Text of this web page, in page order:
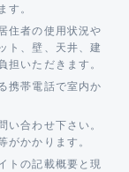
す。
住者の使用状況や
ト、壁、天井、建
担いただきます。
携帯電話で室内か
い合わせ下さい。
がかかります。
トの記載概要と現